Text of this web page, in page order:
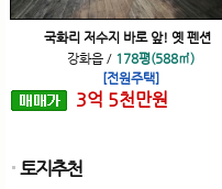
국화리 저수지 바로 앞! 옛 펜션
강화읍/ 178평(588㎡)
[전원주택]
3억 5천만원
토지추천